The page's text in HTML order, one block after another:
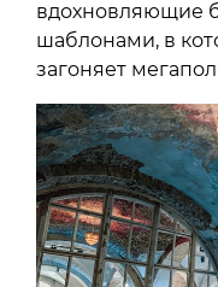
вдохновляющие
шаблонами, в
загоняет